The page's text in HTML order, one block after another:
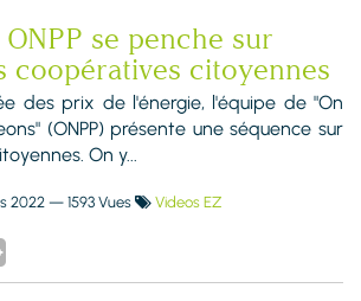
se penche sur
coopératives citoyennes
des prix de l'énergie, l'équipe de "On
(ONPP) présente une séquence sur
On y...
2022— 1593 Vues Videos EZ